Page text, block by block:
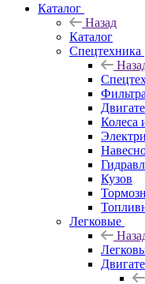
Каталог
Назад
Каталог
Спецтехника
Фильтра
Колеса
Кузов
Легковые